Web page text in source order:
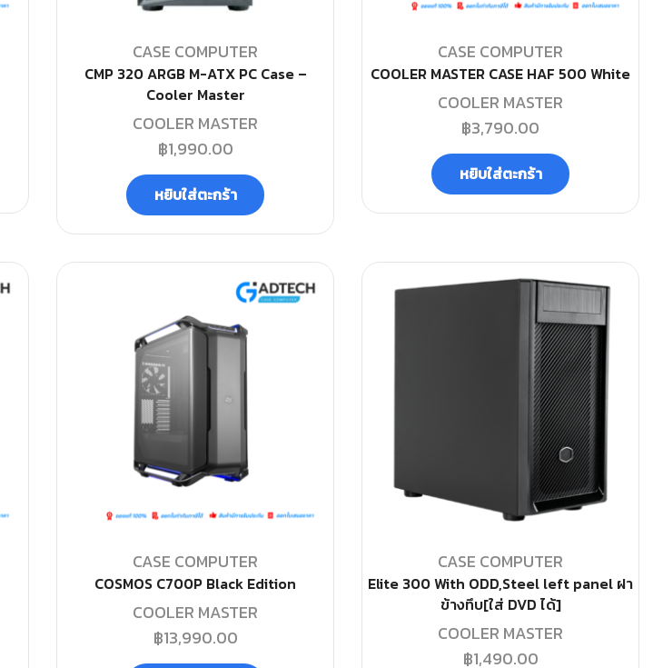
CASE COMPUTER
CMP 320 ARGB M-ATX PC Case –
Cooler Master
COOLER MASTER
฿1,990.00
หยิบใส่ตะกร้า
CASE COMPUTER
COOLER MASTER CASE HAF 500 White
COOLER MASTER
฿3,790.00
หยิบใส่ตะกร้า
CASE COMPUTER
COSMOS C700P Black Edition
COOLER MASTER
฿13,990.00
CASE COMPUTER
Elite 300 With ODD,Steel left panel ฝา
ข้างทึบ[ใส่ DVD ได้]
COOLER MASTER
฿1,490.00